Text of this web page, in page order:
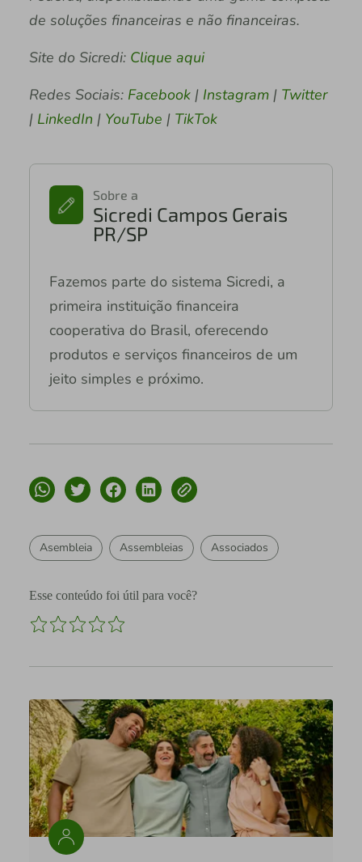
de soluções financeiras e não financeiras.
Site do Sicredi: Clique aqui
Redes Sociais: Facebook | Instagram | Twitter
| LinkedIn | YouTube | TikTok
Sobre a
Sicredi Campos Gerais
PR/SP
Fazemos parte do sistema Sicredi, a
primeira instituição financeira
cooperativa do Brasil, oferecendo
produtos e serviços financeiros de um
jeito simples e próximo.
Asembleia Assembleias Associados
Esse conteúdo foi útil para você?